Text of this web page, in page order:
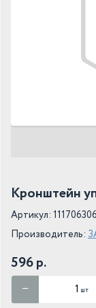
Кронштейн
Артикул:
Производитель:
596 р.
шт